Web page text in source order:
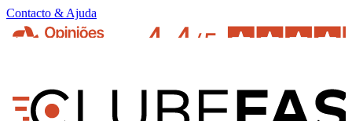
Contacto & Ajuda